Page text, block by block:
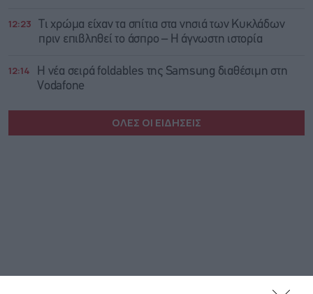
12:23
Τι χρώμα είχαν τα σπίτια στα νησιά των Κυκλάδων
πριν επιβληθεί το άσπρο – Η άγνωστη ιστορία
12:14
Η νέα σειρά foldables της Samsung διαθέσιμη στη
Vodafone
ΟΛΕΣ ΟΙ ΕΙΔΗΣΕΙΣ